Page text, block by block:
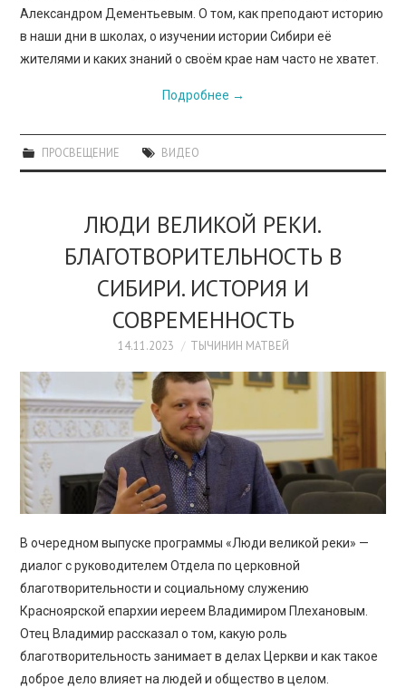
Александром Дементьевым. О том, как преподают историю
в наши дни в школах, о изучении истории Сибири её
жителями и каких знаний о своём крае нам часто не хватет.
Подробнее →
ПРОСВЕЩЕНИЕ ВИДЕО
ЛЮДИ ВЕЛИКОЙ РЕКИ.
БЛАГОТВОРИТЕЛЬНОСТЬ В
СИБИРИ. ИСТОРИЯ И
СОВРЕМЕННОСТЬ
14.11.2023 ТЫЧИНИН МАТВЕЙ
В очередном выпуске программы «Люди великой реки» —
диалог с руководителем Отдела по церковной
благотворительности и социальному служению
Красноярской епархии иереем Владимиром Плехановым.
Отец Владимир рассказал о том, какую роль
благотворительность занимает в делах Церкви и как такое
доброе дело влияет на людей и общество в целом.